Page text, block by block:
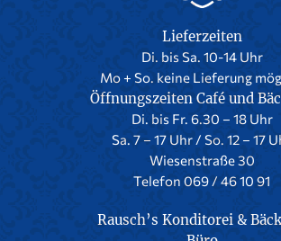
Lieferzeiten
Di. bis Sa. 10-14 Uhr
Mo + So. keine Lieferung
Öffnungszeiten Café und
Di. bis Fr. 6.30 – 18 Uhr
Sa. 7 – 17 Uhr / So. 12 – 17
Wiesenstraße 30
Telefon 069 / 46 10 91
Rausch’s Konditorei &